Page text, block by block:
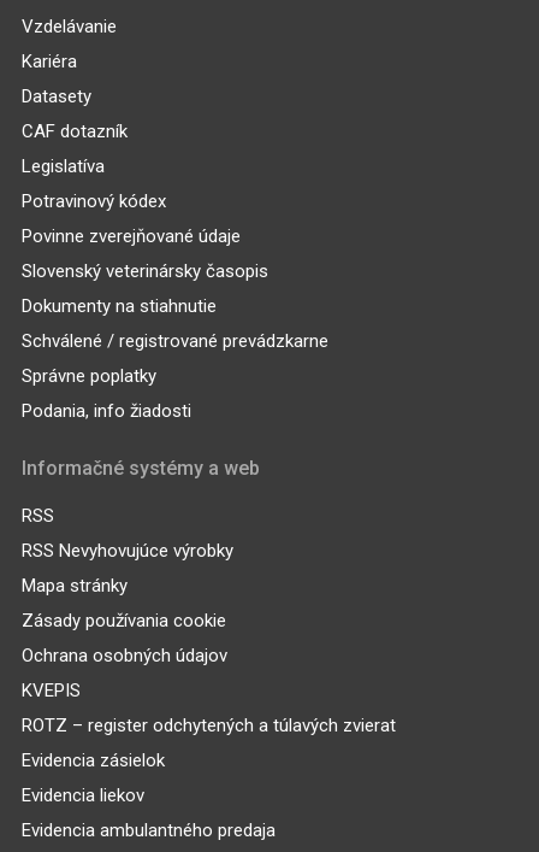
Vzdelávanie
Kariéra
Datasety
CAF dotazník
Legislatíva
Potravinový kódex
Povinne zverejňované údaje
Slovenský veterinársky časopis
Dokumenty na stiahnutie
Schválené / registrované prevádzkarne
Správne poplatky
Podania, info žiadosti
Informačné systémy a web
RSS
RSS Nevyhovujúce výrobky
Mapa stránky
Zásady používania cookie
Ochrana osobných údajov
KVEPIS
ROTZ – register odchytených a túlavých zvierat
Evidencia zásielok
Evidencia liekov
Evidencia ambulantného predaja